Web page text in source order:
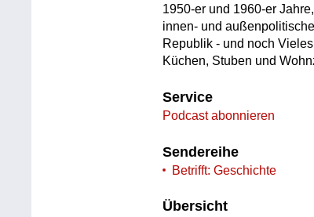
1950-er und 1960-er
innen- und
Republik - und noch
Küchen, Stuben und
Service
Podcast abonnieren
Sendereihe
Betrifft: Geschichte
Übersicht